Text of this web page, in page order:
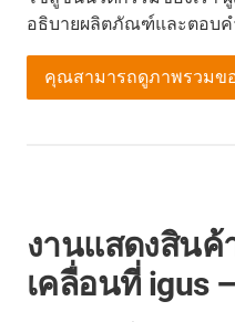
อธิบายผลิตภัณฑ์และตอบ
คุณสามารถดูภาพรวมข
งานแสดงสินค้
เคลื่อนที่ igus